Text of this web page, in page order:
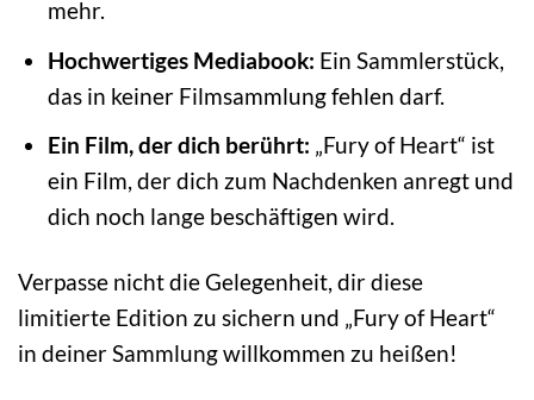
mehr.
Hochwertiges Mediabook: Ein Sammlerstück,
das in keiner Filmsammlung fehlen darf.
Ein Film, der dich berührt: „Fury of Heart“ ist
ein Film, der dich zum Nachdenken anregt und
dich noch lange beschäftigen wird.
Verpasse nicht die Gelegenheit, dir diese
limitierte Edition zu sichern und „Fury of Heart“
in deiner Sammlung willkommen zu heißen!